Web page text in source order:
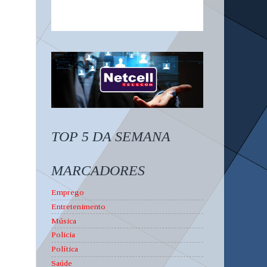
TOP 5 DA SEMANA
MARCADORES
Emprego
Entretenimento
Música
Policia
Política
Saúde